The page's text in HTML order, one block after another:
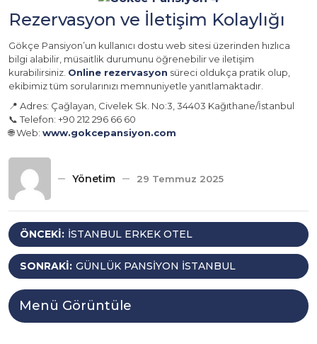
Rezervasyon ve İletişim Kolaylığı
Gökçe Pansiyon’un kullanıcı dostu web sitesi üzerinden hızlıca
bilgi alabilir, müsaitlik durumunu öğrenebilir ve iletişim
kurabilirsiniz. Online rezervasyon süreci oldukça pratik olup,
ekibimiz tüm sorularınızı memnuniyetle yanıtlamaktadır.
📍 Adres: Çağlayan, Civelek Sk. No:3, 34403 Kağıthane/İstanbul
📞 Telefon: +90 212 296 66 60
🌐 Web: www.gokcepansiyon.com
Yönetim 29 Temmuz 2025
Yazı
gezinmesi
ÖNCEKI: İSTANBUL ERKEK OTEL
SONRAKI: GÜNLÜK PANSIYON İSTANBUL
Menü Görüntüle